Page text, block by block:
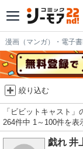
漫画（マンガ）・電子
絞り込む
「ビビットキャスト」
264件中 1～100件を表
戯れ 井